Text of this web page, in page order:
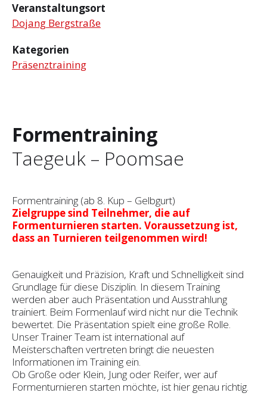
Veranstaltungsort
Dojang Bergstraße
Kategorien
Präsenztraining
Formentraining
Taegeuk – Poomsae
Formentraining (ab 8. Kup – Gelbgurt)
Zielgruppe sind Teilnehmer, die auf
Formenturnieren starten. Voraussetzung ist,
dass an Turnieren teilgenommen wird!
Genauigkeit und Präzision, Kraft und Schnelligkeit sind
Grundlage für diese Disziplin. In diesem Training
werden aber auch Präsentation und Ausstrahlung
trainiert. Beim Formenlauf wird nicht nur die Technik
bewertet. Die Präsentation spielt eine große Rolle.
Unser Trainer Team ist international auf
Meisterschaften vertreten bringt die neuesten
Informationen im Training ein.
Ob Große oder Klein, Jung oder Reifer, wer auf
Formenturnieren starten möchte, ist hier genau richtig.